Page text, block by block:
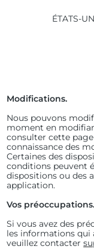
ÉTATS-
Modifications.
Nous pouvons
moment en
consulter cette
connaissance des
Certaines des
conditions peuvent
dispositions ou des
application.
Vos préoccupations.
Si vous avez des
les informations qui
veuillez contacter